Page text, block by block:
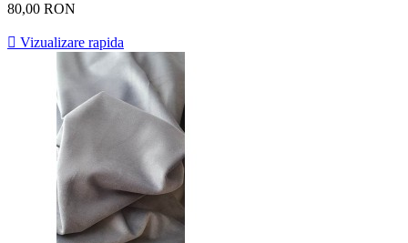
80,00 RON
 Vizualizare rapida